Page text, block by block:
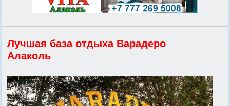
Лучшая база отдыха Варадеро
Алаколь